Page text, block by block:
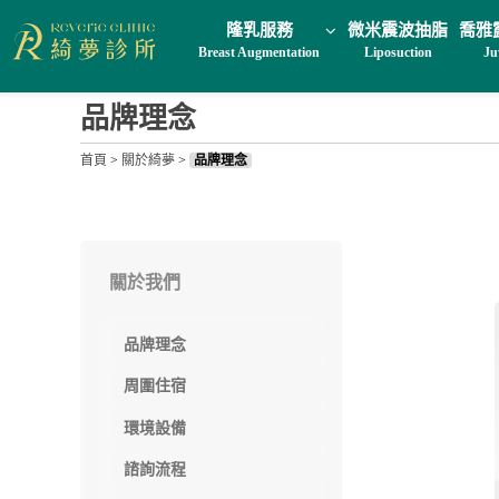
隆乳服務
Breast Augmentation
微米震波抽脂
Liposuction
喬雅
品牌理念
首頁 > 關於綺夢 > 品牌理念
關於我們
品牌理念
周圍住宿
環境設備
諮詢流程